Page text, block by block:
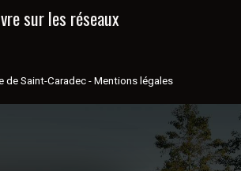
sur les réseaux
de Saint-Caradec-Mentions légales